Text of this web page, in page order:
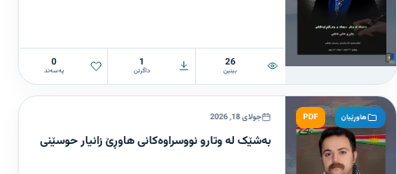
26
بینین
1
داگرتن
0
پەسەند
هاوڕێیان PDF جولای 18, 2026
بەشێک لە وتارو نووسراوەکانی هاوڕێ زانیار حوسێنی